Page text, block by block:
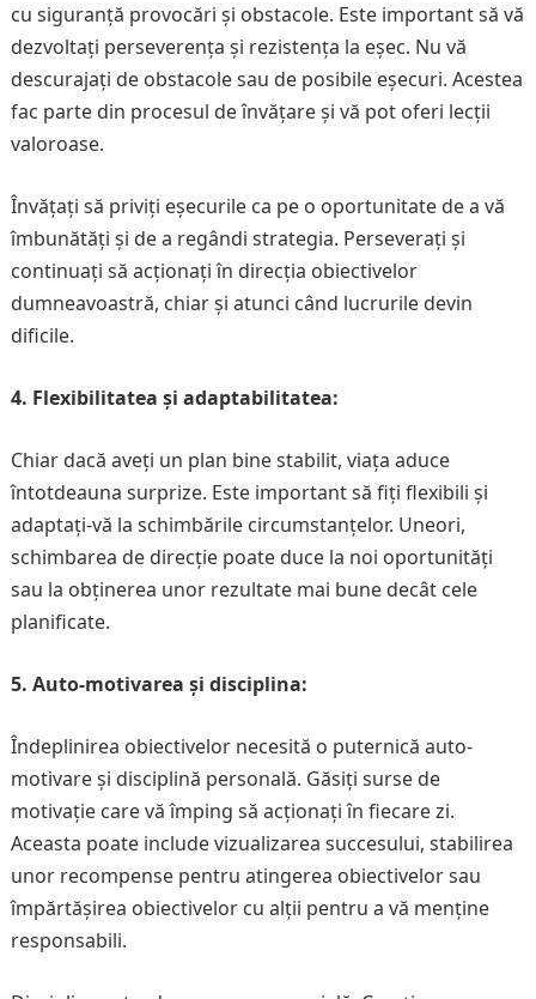
cu siguranță provocări și obstacole. Este important să vă
dezvoltați perseverența și rezistența la eșec. Nu vă
descurajați de obstacole sau de posibile eșecuri. Acestea
fac parte din procesul de învățare și vă pot oferi lecții
valoroase.
Învățați să priviți eșecurile ca pe o oportunitate de a vă
îmbunătăți și de a regândi strategia. Perseverați și
continuați să acționați în direcția obiectivelor
dumneavoastră, chiar și atunci când lucrurile devin
dificile.
4. Flexibilitatea și adaptabilitatea:
Chiar dacă aveți un plan bine stabilit, viața aduce
întotdeauna surprize. Este important să fiți flexibili și
adaptați-vă la schimbările circumstanțelor. Uneori,
schimbarea de direcție poate duce la noi oportunități
sau la obținerea unor rezultate mai bune decât cele
planificate.
5. Auto-motivarea și disciplina:
Îndeplinirea obiectivelor necesită o puternică auto-
motivare și disciplină personală. Găsiți surse de
motivație care vă împing să acționați în fiecare zi.
Aceasta poate include vizualizarea succesului, stabilirea
unor recompense pentru atingerea obiectivelor sau
împărtășirea obiectivelor cu alții pentru a vă menține
responsabili.